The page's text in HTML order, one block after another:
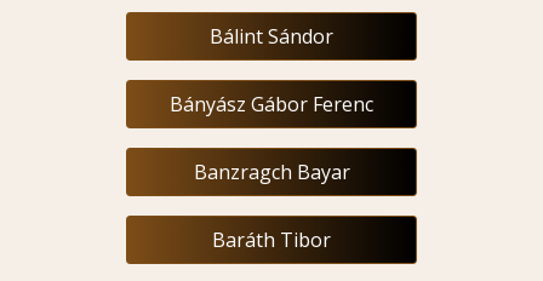
Bálint Sándor
Bányász Gábor Ferenc
Banzragch Bayar
Baráth Tibor